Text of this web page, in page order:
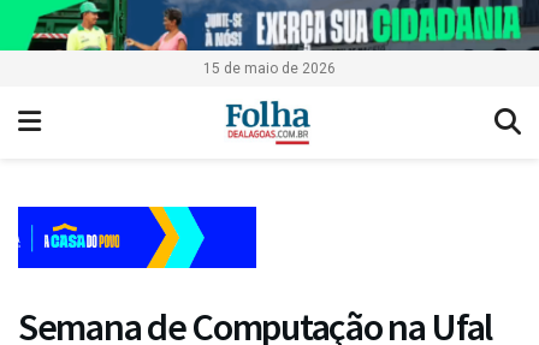
15 de maio de 2026
Semana de Computação na Ufal